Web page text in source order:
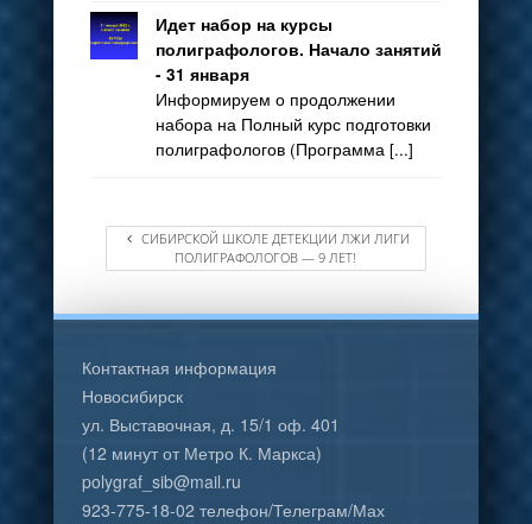
Идет набор на курсы
полиграфологов. Начало занятий
- 31 января
Информируем о продолжении
набора на Полный курс подготовки
полиграфологов (Программа [...]
СИБИРСКОЙ ШКОЛЕ ДЕТЕКЦИИ ЛЖИ ЛИГИ
ПОЛИГРАФОЛОГОВ — 9 ЛЕТ!
Контактная информация
Новосибирск
ул. Выставочная, д. 15/1 оф. 401
(12 минут от Метро К. Маркса)
polygraf_sib@mail.ru
923-775-18-02 телефон/Телеграм/Мах